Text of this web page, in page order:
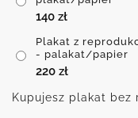
140 zł
Plakat z
- palakat/papier
220 zł
Kupujesz plakat bez